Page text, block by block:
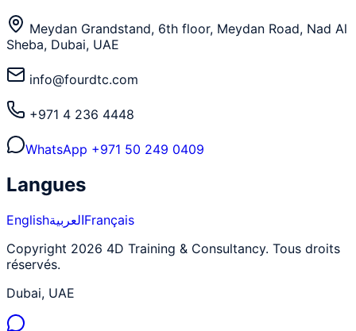
Meydan Grandstand, 6th floor, Meydan Road, Nad Al
Sheba, Dubai, UAE
info@fourdtc.com
+971 4 236 4448
WhatsApp +971 50 249 0409
Langues
EnglishالعربيةFrançais
Copyright 2026 4D Training & Consultancy. Tous droits
réservés.
Dubai, UAE